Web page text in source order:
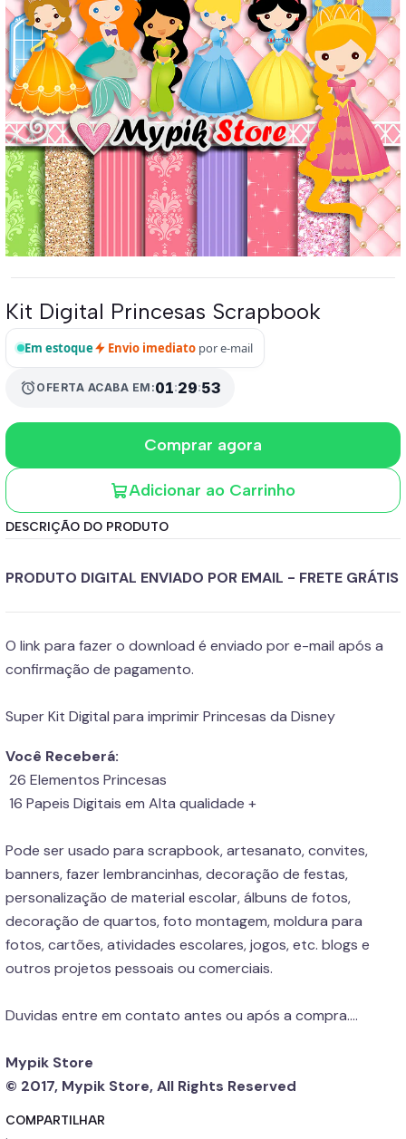
Kit Digital Princesas Scrapbook
Em estoque Envio imediato por e-mail
alarmOFERTA ACABA EM:01:29:52
Adicionar ao Carrinho
Comprar agora
DESCRIÇÃO DO PRODUTO
PRODUTO DIGITAL ENVIADO POR EMAIL - FRETE GRÁTIS
O link para fazer o download é enviado por e-mail após a
confirmação de pagamento.
Super Kit Digital para imprimir Princesas da Disney
Você Receberá:
26 Elementos Princesas
16 Papeis Digitais em Alta qualidade +
Pode ser usado para scrapbook, artesanato, convites,
banners, fazer lembrancinhas, decoração de festas,
personalização de material escolar, álbuns de fotos,
decoração de quartos, foto montagem, moldura para
fotos, cartões, atividades escolares, jogos, etc. blogs e
outros projetos pessoais ou comerciais.
Duvidas entre em contato antes ou após a compra....
Mypik Store
© 2017, Mypik Store, All Rights Reserved
COMPARTILHAR